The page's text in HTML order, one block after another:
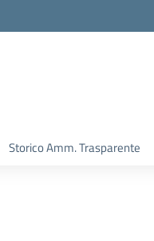
Storico Amm. Trasparente